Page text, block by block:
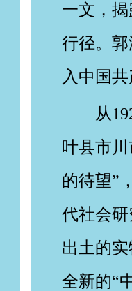
一文，
行径。
入中国
从
叶县市
的待望”
代社会
出土的
全新的“